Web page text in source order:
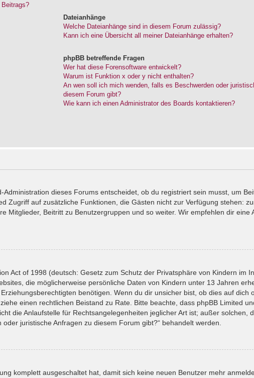
Beitrags?
Dateianhänge
Welche Dateianhänge sind in diesem Forum zulässig?
Kann ich eine Übersicht all meiner Dateianhänge erhalten?
phpBB betreffende Fragen
Wer hat diese Forensoftware entwickelt?
Warum ist Funktion x oder y nicht enthalten?
An wen soll ich mich wenden, falls es Beschwerden oder
diesem Forum gibt?
Wie kann ich einen Administrator des Boards kontaktieren?
dieses Forums entscheidet, ob du registriert sein musst, um
Zugriff auf zusätzliche Funktionen, die Gästen nicht zur Verfügung stehen:
Mitglieder, Beitritt zu Benutzergruppen und so weiter. Wir empfehlen dir eine
Act of 1998 (deutsch: Gesetz zum Schutz der Privatsphäre von Kindern im
die möglicherweise persönliche Daten von Kindern unter 13 Jahren
benötigen. Wenn du dir unsicher bist, ob dies auf dich
einen rechtlichen Beistand zu Rate. Bitte beachte, dass phpBB Limited
die Anlaufstelle für Rechtsangelegenheiten jeglicher Art ist; außer solchen,
juristische Anfragen zu diesem Forum gibt?“ behandelt werden.
komplett ausgeschaltet hat, damit sich keine neuen Benutzer mehr